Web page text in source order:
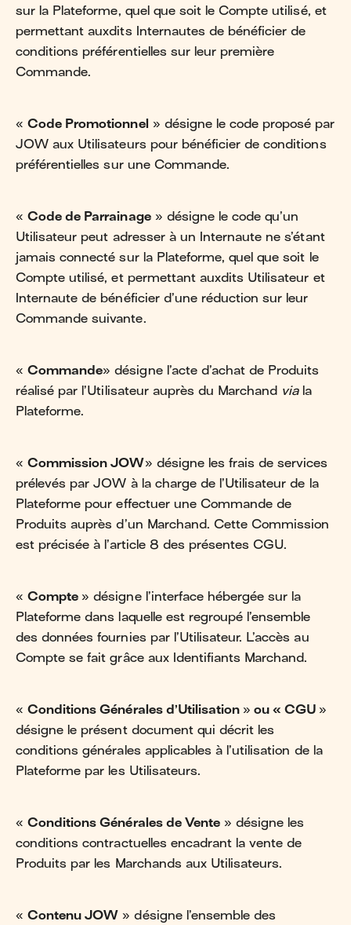
sur la Plateforme, quel que soit le Compte utilisé, et
permettant auxdits Internautes de bénéficier de
conditions préférentielles sur leur première
Commande.
«Code Promotionnel » désigne le code proposé par
JOW aux Utilisateurs pour bénéficier de conditions
préférentielles sur une Commande.
«Code de Parrainage» désigne le code qu’un
Utilisateur peut adresser à un Internaute ne s’étant
jamais connecté sur la Plateforme, quel que soit le
Compte utilisé, et permettant auxdits Utilisateur et
Internaute de bénéficier d’une réduction sur leur
Commande suivante.
«Commande» désigne l’acte d’achat de Produits
réalisé par l’Utilisateur auprès du Marchand via la
Plateforme.
«Commission JOW» désigne les frais de services
prélevés par JOW à la charge de l’Utilisateur de la
Plateforme pour effectuer une Commande de
Produits auprès d’un Marchand. Cette Commission
est précisée à l’article 8 des présentes CGU.
«Compte» désigne l’interface hébergée sur la
Plateforme dans laquelle est regroupé l’ensemble
des données fournies par l’Utilisateur. L’accès au
Compte se fait grâce aux Identifiants Marchand.
«Conditions Générales d’Utilisation» ou « CGU»
désigne le présent document qui décrit les
conditions générales applicables à l’utilisation de la
Plateforme par les Utilisateurs.
«Conditions Générales de Vente» désigne les
conditions contractuelles encadrant la vente de
Produits par les Marchands aux Utilisateurs.
«Contenu JOW » désigne l’ensemble des